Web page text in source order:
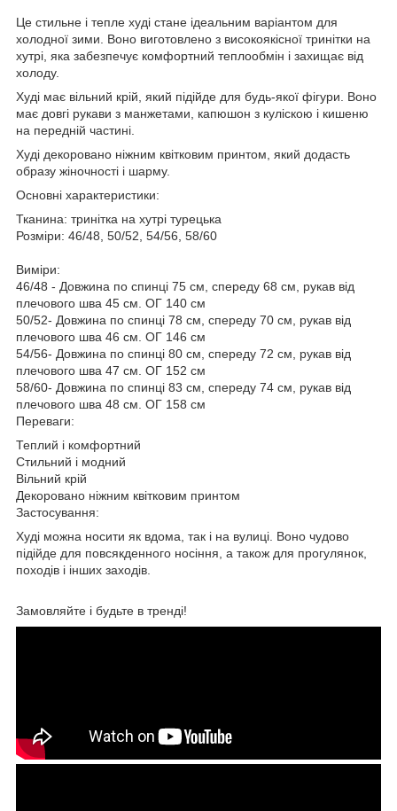
Це стильне і тепле худі стане ідеальним варіантом для
холодної зими. Воно виготовлено з високоякісної тринітки на
хутрі, яка забезпечує комфортний теплообмін і захищає від
холоду.
Худі має вільний крій, який підійде для будь-якої фігури. Воно
має довгі рукави з манжетами, капюшон з куліскою і кишеню
на передній частині.
Худі декоровано ніжним квітковим принтом, який додасть
образу жіночності і шарму.
Основні характеристики:
Тканина: тринітка на хутрі турецька
Розміри: 46/48, 50/52, 54/56, 58/60
Виміри:
46/48 - Довжина по спинці 75 см, спереду 68 см, рукав від
плечового шва 45 см. ОГ 140 см
50/52- Довжина по спинці 78 см, спереду 70 см, рукав від
плечового шва 46 см. ОГ 146 см
54/56- Довжина по спинці 80 см, спереду 72 см, рукав від
плечового шва 47 см. ОГ 152 см
58/60- Довжина по спинці 83 см, спереду 74 см, рукав від
плечового шва 48 см. ОГ 158 см
Переваги:
Теплий і комфортний
Стильний і модний
Вільний крій
Декоровано ніжним квітковим принтом
Застосування:
Худі можна носити як вдома, так і на вулиці. Воно чудово
підійде для повсякденного носіння, а також для прогулянок,
походів і інших заходів.
Замовляйте і будьте в тренді!